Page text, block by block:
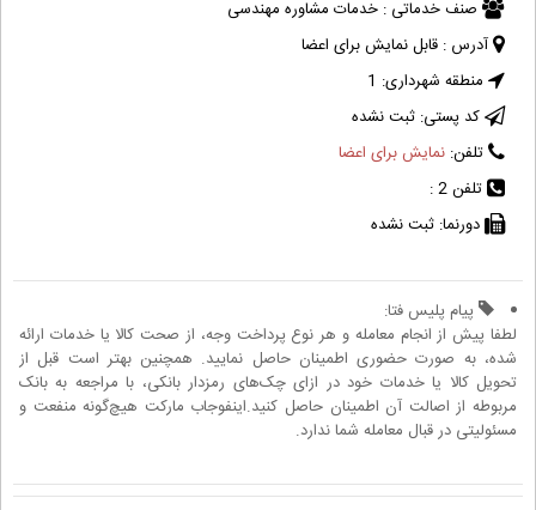
صنف خدماتی : خدمات مشاوره مهندسی
آدرس : قابل نمایش برای اعضا
منطقه شهرداری: 1
کد پستی: ثبت نشده
تلفن: نمایش برای اعضا
تلفن 2 :
دورنما: ثبت نشده
پیام پلیس فتا:
لطفا پیش از انجام معامله و هر نوع پرداخت وجه، از صحت کالا یا خدمات ارائه
شده، به صورت حضوری اطمینان حاصل نمایید. همچنین بهتر است قبل از
تحویل کالا یا خدمات خود در ازای چک‌های رمزدار بانکی، با مراجعه به بانک
مربوطه از اصالت آن اطمینان حاصل کنید.اینفوجاب مارکت هیچ‌گونه منفعت و
مسئولیتی در قبال معامله شما ندارد.